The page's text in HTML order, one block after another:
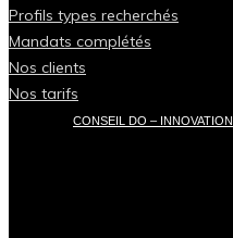
Profils types recherchés
Mandats complétés
Nos clients
Nos tarifs
CONSEIL DO – INNOVATION